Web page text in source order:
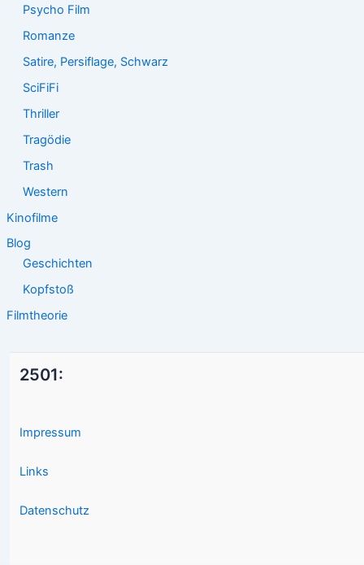
Psycho Film
Romanze
Satire, Persiflage, Schwarz
SciFiFi
Thriller
Tragödie
Trash
Western
Kinofilme
Blog
Geschichten
Kopfstoß
Filmtheorie
2501:
Impressum
Links
Datenschutz